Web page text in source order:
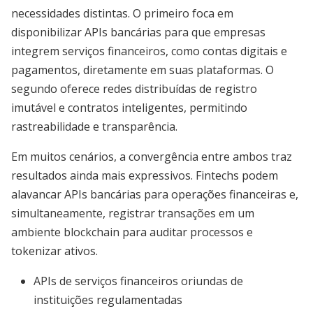
necessidades distintas. O primeiro foca em
disponibilizar APIs bancárias para que empresas
integrem serviços financeiros, como contas digitais e
pagamentos, diretamente em suas plataformas. O
segundo oferece redes distribuídas de registro
imutável e contratos inteligentes, permitindo
rastreabilidade e transparência.
Em muitos cenários, a convergência entre ambos traz
resultados ainda mais expressivos. Fintechs podem
alavancar APIs bancárias para operações financeiras e,
simultaneamente, registrar transações em um
ambiente blockchain para auditar processos e
tokenizar ativos.
APIs de serviços financeiros oriundas de
instituições regulamentadas